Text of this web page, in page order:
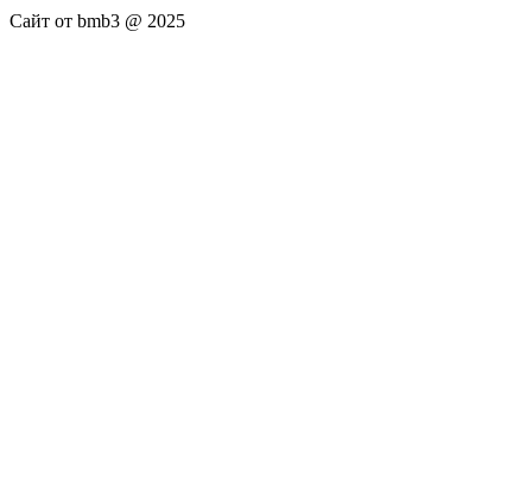
Сайт от bmb3 @ 2025